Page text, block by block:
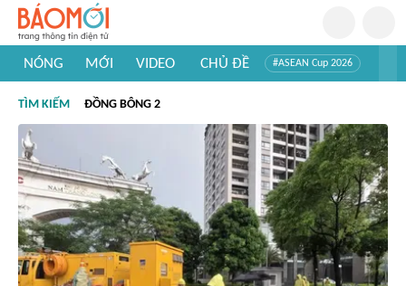
NÓNG MỚI VIDEO CHỦ ĐỀ #ASEAN Cup 2026
#Khám phá thế giới
TÌM KIẾM ĐỒNG BÔNG 2